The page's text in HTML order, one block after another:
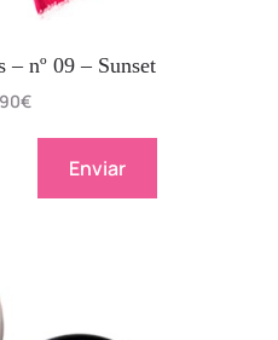
– nº 09 – Sunset
€
Enviar